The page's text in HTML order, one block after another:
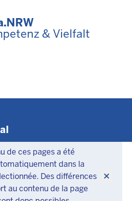
& Vielfalt
de ces pages a été
dans la
Des différences
au contenu de la page